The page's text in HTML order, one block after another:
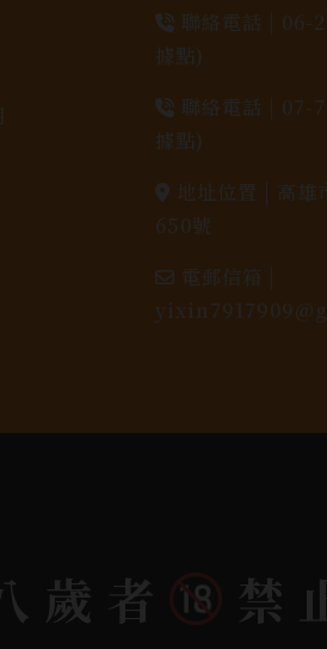
聯絡電話 | 06-
據點)
聯絡電話 | 07-
據點)
地址位置 | 高雄
650號
電郵信箱 |
Bondlink
歲者 禁